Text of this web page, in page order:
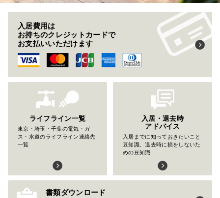
入居費用は
お持ちのクレジットカードで
お支払いいただけます
ライフライン一覧
東京・埼玉・千葉の電気・ガ
ス・水道のライフライン連絡先
一覧
入居・退去時
アドバイス
入居までに知っておきたいこと
豆知識、退去時に損をしないた
めの豆知識
書類ダウンロード